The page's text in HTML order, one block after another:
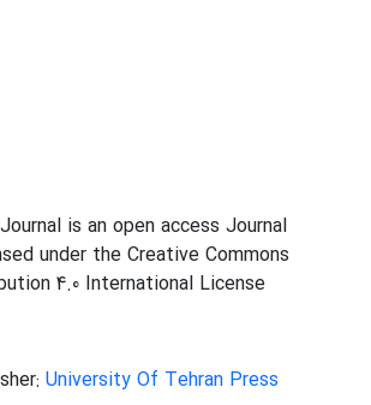
is an open access Journal
under the Creative Commons
4.0 International License
University Of Tehran Press